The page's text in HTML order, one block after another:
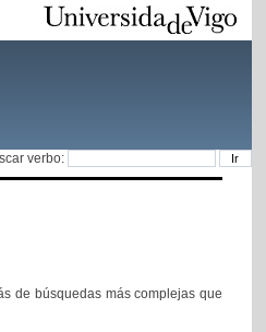
verbo:
de búsquedas más complejas que